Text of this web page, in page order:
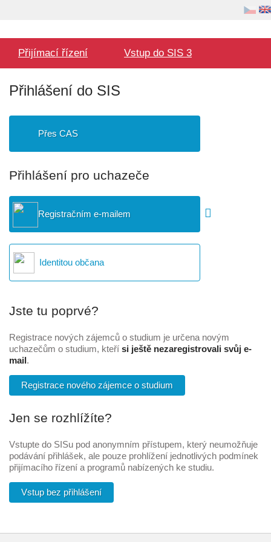
menuPřijímací řízení Vstup do SIS 3
Přihlášení do SIS
Přes CAS
Přihlášení pro uchazeče
Registračním e-mailem
Identitou občana
Jste tu poprvé?
Registrace nových zájemců o studium je určena novým
uchazečům o studium, kteří si ještě nezaregistrovali svůj e-
mail.
Registrace nového zájemce o studium
Jen se rozhlížíte?
Vstupte do SISu pod anonymním přístupem, který neumožňuje
podávání přihlášek, ale pouze prohlížení jednotlivých podmínek
přijímacího řízení a programů nabízených ke studiu.
Vstup bez přihlášení